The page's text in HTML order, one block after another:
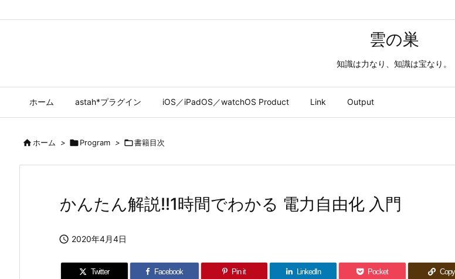
雲の巣
知識は力なり、知識は宝なり。
ホーム astah*プラグイン iOS／iPadOS／watchOS Product Link Output
ホーム > Program > 書籍目次
かんたん解説!!1時間でわかる 電力自由化 入門
 2020年4月4日
Twitter Facebook Pin it LinkedIn Pocket Copy